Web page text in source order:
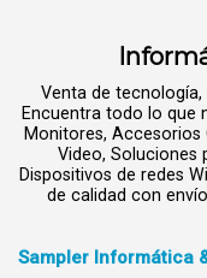
Venta de
Encuentra todo lo que
Monitores, Accesorios
Video, Soluciones
Dispositivos de redes
de calidad con
Sampler Informática